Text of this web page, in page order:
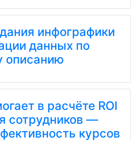
инфографики
данных по
описанию
в расчёте ROI
сотрудников —
курсов